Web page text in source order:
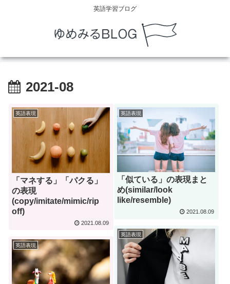
英語学習ブログ
2021-08
英語表現
「マネする」「パクる」
の表現
(copy/imitate/mimic/rip
off)
2021.08.09
英語表現
「似ている」の表現まと
め(similar/look
like/resemble)
2021.08.09
英語表現
英語表現